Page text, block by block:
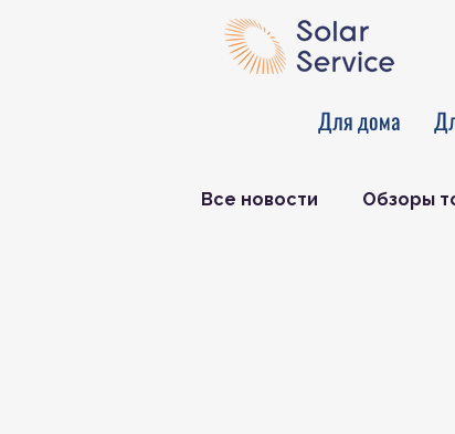
Для дома
Все новости Обзоры